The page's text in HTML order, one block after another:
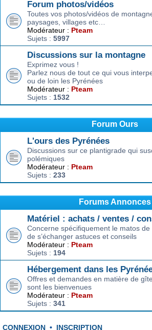
Forum photos/vidéos
Toutes vos photos/vidéos de
paysages, villages etc…
Modérateur : Pteam
Sujets : 5997
Discussions sur la montagne
Exprimez vous !
Parlez nous de tout ce qui vous
ou de loin les Pyrénées
Modérateur : Pteam
Sujets : 1532
Forum Ours
L'ours des Pyrénées
Discussions sur ce plantigrade qui
polémiques
Modérateur : Pteam
Sujets : 233
Forums Annonces
Matériel : achats / ventes /
Concerne spécifiquement le matos
de s’échanger astuces et conseils
Modérateur : Pteam
Sujets : 194
Hébergement dans les
Offres et demandes en matière de
sont les bienvenues
Modérateur : Pteam
Sujets : 341
CONNEXION • INSCRIPTION